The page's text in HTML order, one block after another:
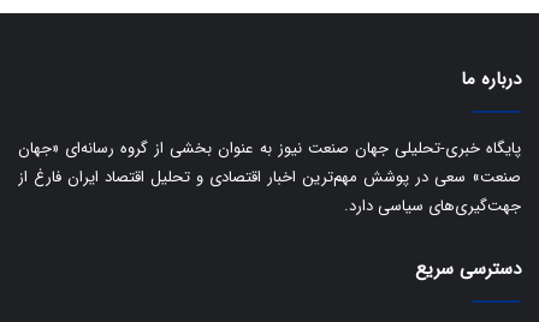
ی
ک
ی
ف
ی
درباره ما
پایگاه خبری-تحلیلی جهان صنعت نیوز به عنوان بخشی از گروه رسانه‌ای «جهان
صنعت» سعی در پوشش مهم‌ترین اخبار اقتصادی و تحلیل اقتصاد ایران فارغ از
جهت‌گیری‌های سیاسی دارد.
دسترسی سریع